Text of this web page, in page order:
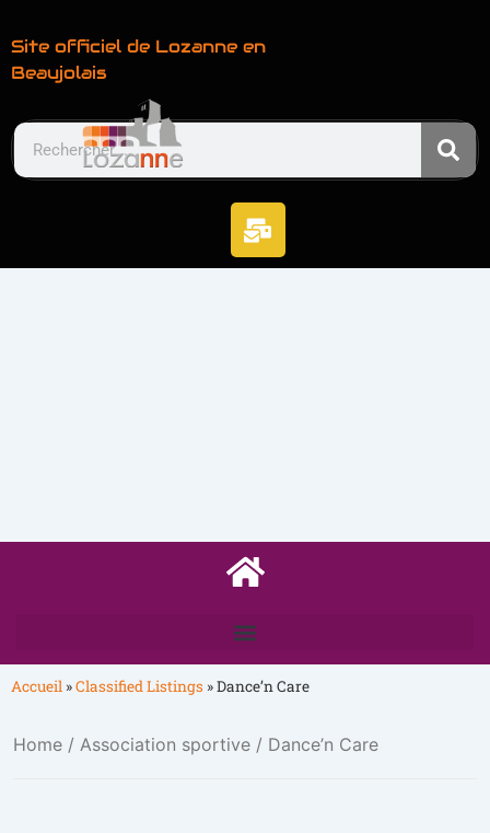
Site officiel de Lozanne en
Beaujolais
Accueil »Classified Listings »Dance’n Care
Home / Association sportive / Dance’n Care